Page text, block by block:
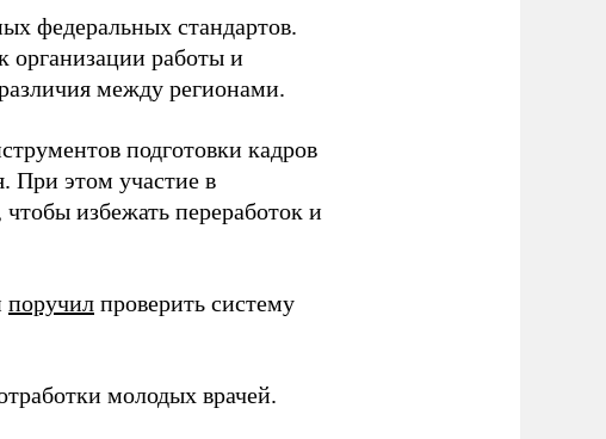
федеральных стандартов.
организации работы и
между регионами.
подготовки кадров
При этом участие в
избежать переработок и
поручил проверить систему
молодых врачей.